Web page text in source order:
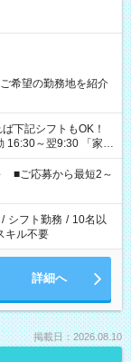
希望の勤務地を紹介
～翌9:30 「家族
の準備がしたい」
望を教えてください
週40時間を超える場
■ご応募から最短2～
/ シフト勤務 / 10名以
キル不要
詳細へ
掲載日：2026.08.10